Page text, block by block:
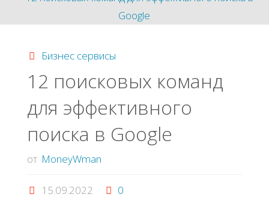
для
бизнесменов
и
бухгалтеров"
Бизнес сервисы
12 поисковых команд
для эффективного
поиска в Google
от MoneyWman
15.09.2022 0